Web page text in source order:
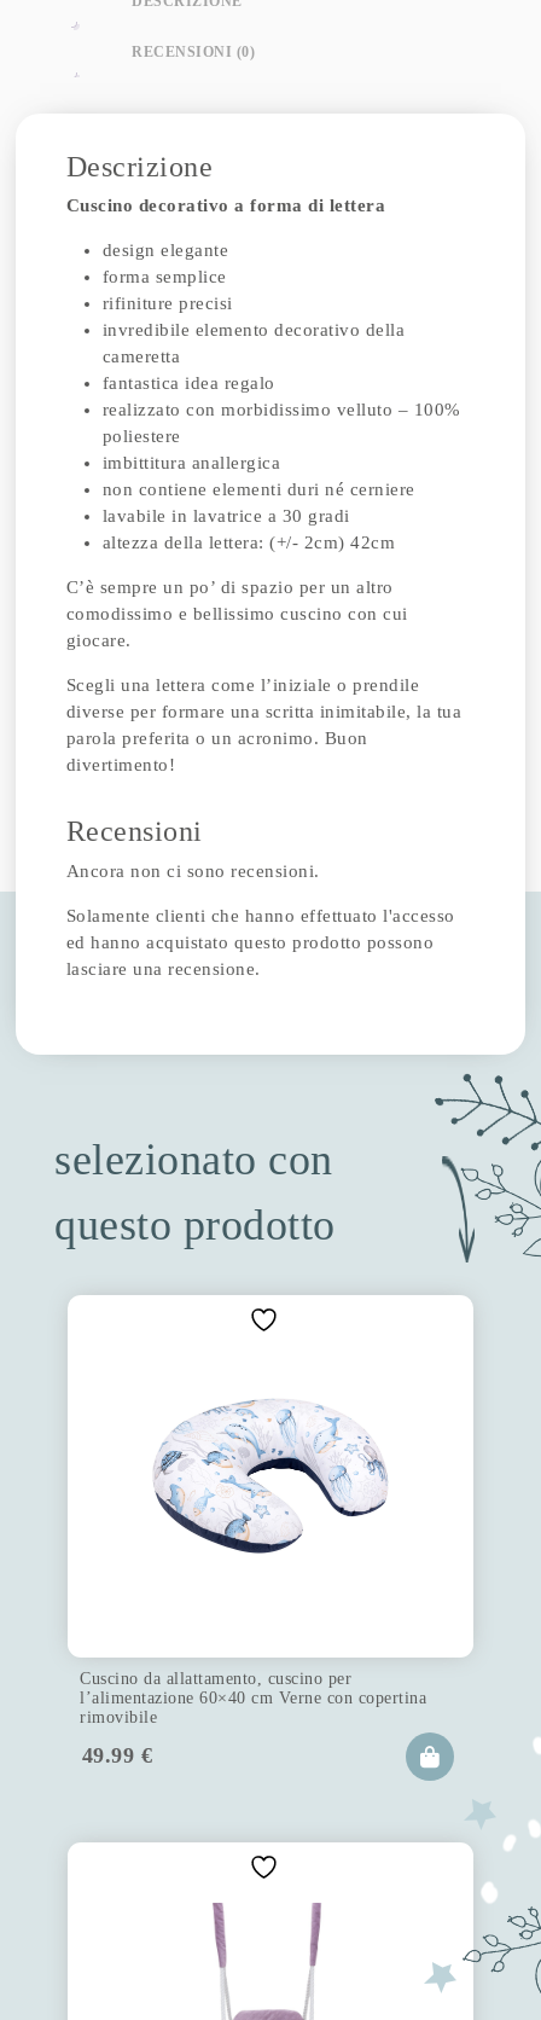
RECENSIONI (0)
Descrizione
Cuscino decorativo a forma di lettera
design elegante
forma semplice
rifiniture precisi
invredibile elemento decorativo della
cameretta
fantastica idea regalo
realizzato con morbidissimo velluto – 100%
poliestere
imbittitura anallergica
non contiene elementi duri né cerniere
lavabile in lavatrice a 30 gradi
altezza della lettera: (+/- 2cm) 42cm
C’è sempre un po’ di spazio per un altro
comodissimo e bellissimo cuscino con cui
giocare.
Scegli una lettera come l’iniziale o prendile
diverse per formare una scritta inimitabile, la tua
parola preferita o un acronimo. Buon
divertimento!
Recensioni
Ancora non ci sono recensioni.
Solamente clienti che hanno effettuato l'accesso
ed hanno acquistato questo prodotto possono
lasciare una recensione.
selezionato con
questo prodotto
Cuscino da allattamento, cuscino per
l’alimentazione 60×40 cm Verne con copertina
rimovibile
49.99 €